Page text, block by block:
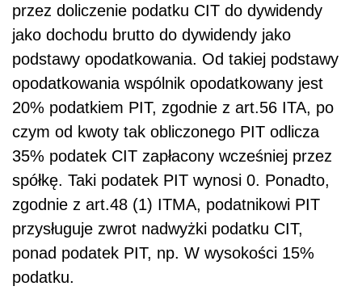
przez doliczenie podatku CIT do dywidendy
jako dochodu brutto do dywidendy jako
podstawy opodatkowania. Od takiej podstawy
opodatkowania wspólnik opodatkowany jest
20% podatkiem PIT, zgodnie z art.56 ITA, po
czym od kwoty tak obliczonego PIT odlicza
35% podatek CIT zapłacony wcześniej przez
spółkę. Taki podatek PIT wynosi 0. Ponadto,
zgodnie z art.48 (1) ITMA, podatnikowi PIT
przysługuje zwrot nadwyżki podatku CIT,
ponad podatek PIT, np. W wysokości 15%
podatku.